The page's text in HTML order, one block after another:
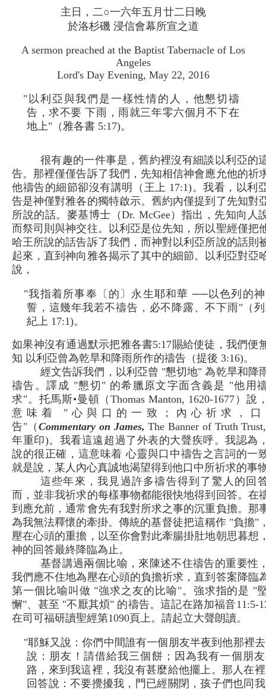
主日，二○一六年五月廿二日晚
於洛杉磯 浸信會幕所宣之道
A sermon preached at the Baptist Tabernacle of Los
Angeles
Lord's Day Evening, May 22, 2016
"以利亞與我們是一樣性情的人，他懇切禱
告，求不要 下雨，雨就三年零六個月不下在
地上"（雅各書 5:17)。
很有趣的一件事是，舊約裡沒有細談以利亞的
告。那裡僅僅告訴了我們，先知相信神會應允他的祈
他禱告的細節卻沒有講明（王上 17:1)。我看，以利
告是神僅對雅各的獨特啟示。舊約內僅提到了先知對
所說的話。麥基博士（Dr. McGee）指出，先知向人
而祭司則與神交往。以利亞是位先知，所以聖經僅把
哈王所說的話告訴了我們，而神對以利亞所說的話則
起來，直到神向雅各揭示了其中的細節。以利亞對亞
說，
"我指着所事奉〔的〕永生耶和華 ──以色列的
誓，這幾年我若不禱告，必不降露、不下雨"（
紀上 17:1)。
如果神沒有通過默示把雅各書5:17賜給使徒，我們便
知 以利亞曾為乾旱和降雨所作的禱告（提後 3:16)。
經文告訴我們，以利亞曾 "懇切地" 為乾旱和降
禱告。譯成 "懇切" 的希臘原文字面含義是 "他用
求"。托馬斯•曼頓（Thomas Manton, 1620-1677）說
意味着 "心與口的一致；內心祈求，口
告"（Commentary on James, The Banner of Truth
年重印)。我看這遠超過了外表的大聲疾呼。我認為
說的很正確，這意味着 心靈與口中禱告之言詞的一
就是說，某人內心真誠地渴望得到他口中所祈求的事
這些年來，我見過許多禱告得到了驚人的回
而，並非我祈求的每樣事物都能很快地得到回答。在
到應允前，通常會先有我對所求之事的沉重負擔。那
為我無法釋懷的牽掛。傳統的基督徒把這稱作 "負擔"
壓在心頭的重擔，以至你會對此牽腸掛肚地朝思暮想
神的回答最終降臨為止。
基督講過兩個比喻，來陳述不住禱告的重要性
我們應不住地為壓在心頭的負擔祈求，直到答案降臨
第一個比喻叫做 "強求之友的比喻"。強求指的是 "
懈"、甚至 "不厭其煩" 的禱告。這記在路加福音11:5-
在司可福研讀聖經第1090頁上。請起立大聲朗讀。
"耶穌又說：你們中間誰有一個朋友半夜到他那裡
說：朋友！請借給我三個餅；因為我有一個朋
路，來到我這裡，我沒有甚麼給他擺上。那人在
回答說：不要攪擾我，門已經關閉，孩子們也同